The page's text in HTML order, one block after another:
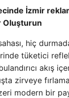
İzmir
Oluşturun
hiç
tüketici
akış
zirveye
modern bir